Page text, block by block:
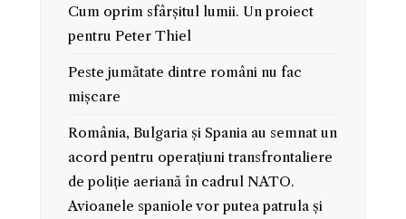
Cum oprim sfârșitul lumii. Un proiect
pentru Peter Thiel
Peste jumătate dintre români nu fac
mișcare
România, Bulgaria și Spania au semnat un
acord pentru operațiuni transfrontaliere
de poliție aeriană în cadrul NATO.
Avioanele spaniole vor putea patrula și